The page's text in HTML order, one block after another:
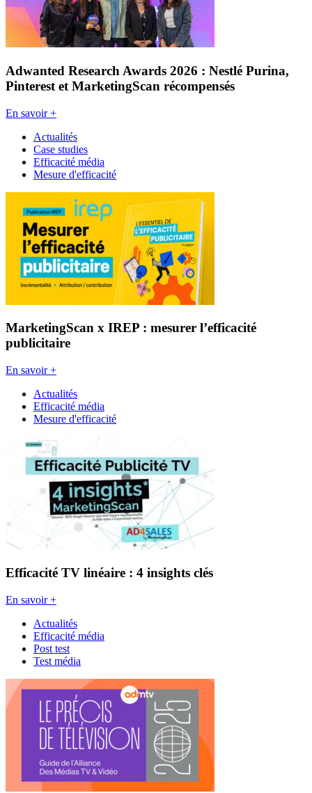
Adwanted Research Awards 2026 : Nestlé Purina,
Pinterest et MarketingScan récompensés
En savoir +
Actualités
Case studies
Efficacité média
Mesure d'efficacité
MarketingScan x IREP : mesurer l’efficacité
publicitaire
En savoir +
Actualités
Efficacité média
Mesure d'efficacité
Efficacité TV linéaire : 4 insights clés
En savoir +
Actualités
Efficacité média
Post test
Test média